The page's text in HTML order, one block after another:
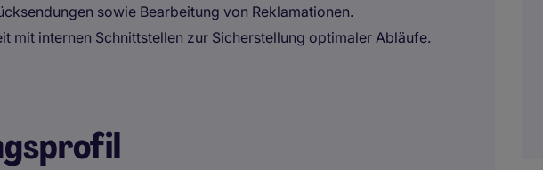
sowie Bearbeitung von Reklamationen.
mit internen Schnittstellen zur Sicherstellung optimaler Abläufe.